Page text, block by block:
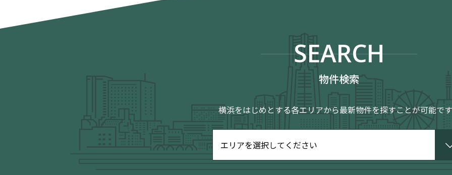
SEARCH
物件検索
横浜をはじめとする各エリアから最新物件を探すことが可能で